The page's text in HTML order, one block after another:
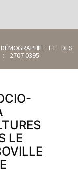
ET DES
: 2707-0395
LE